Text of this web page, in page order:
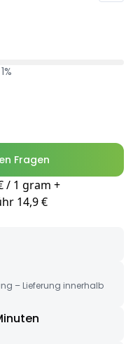
Fragen
/ 1 gram +
14,9 €
– Lieferung innerhalb